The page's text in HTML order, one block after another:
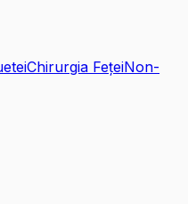
Chirurgia FețeiNon-